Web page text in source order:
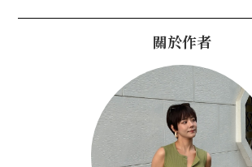
關於作者